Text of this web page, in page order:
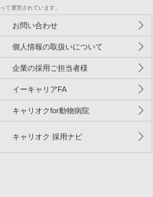
て運営されています。
お問い合わせ
個人情報の取扱いについて
企業の採用ご担当者様
イーキャリアFA
キャリオクfor動物病院
キャリオク 採用ナビ